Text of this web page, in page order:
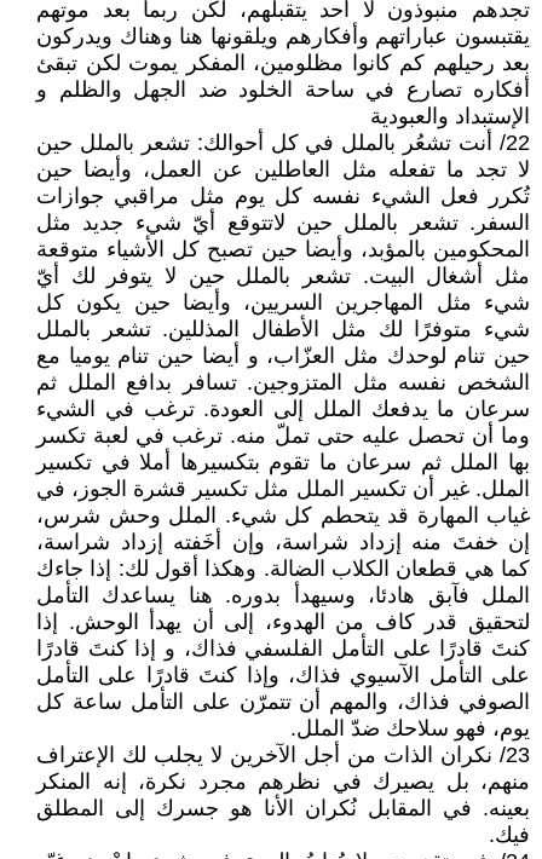
تجدهم منبوذون لا أحد يتقبلهم، لكن ربما بعد موتهم
يقتبسون عباراتهم وأفكارهم ويلقونها هنا وهناك ويدركون
بعد رحيلهم كم كانوا مظلومين، المفكر يموت لكن تبقئ
أفكاره تصارع في ساحة الخلود ضد الجهل والظلم و
الإستبداد والعبودية
22/ أنت تشعُر بالملل في كل أحوالك: تشعر بالملل حين
لا تجد ما تفعله مثل العاطلين عن العمل، وأيضا حين
تُكرر فعل الشيء نفسه كل يوم مثل مراقبي جوازات
السفر. تشعر بالملل حين لاتتوقع أيّ شيء جديد مثل
المحكومين بالمؤبد، وأيضا حين تصبح كل الأشياء متوقعة
مثل أشغال البيت. تشعر بالملل حين لا يتوفر لك أيّ
شيء مثل المهاجرين السريين، وأيضا حين يكون كل
شيء متوفرًا لك مثل الأطفال المذللين. تشعر بالملل
حين تنام لوحدك مثل العزّاب، و أيضا حين تنام يوميا مع
الشخص نفسه مثل المتزوجين. تسافر بدافع الملل ثم
سرعان ما يدفعك الملل إلى العودة. ترغب في الشيء
وما أن تحصل عليه حتى تملّ منه. ترغب في لعبة تكسر
بها الملل ثم سرعان ما تقوم بتكسيرها أملا في تكسير
الملل. غير أن تكسير الملل مثل تكسير قشرة الجوز، في
غياب المهارة قد يتحطم كل شيء. الملل وحش شرس،
إن خفتَ منه إزداد شراسة، وإن أخَفته إزداد شراسة،
كما هي قطعان الكلاب الضالة. وهكذا أقول لك: إذا جاءك
الملل فآبق هادئا، وسيهدأ بدوره. هنا يساعدك التأمل
لتحقيق قدر كاف من الهدوء، إلى أن يهدأ الوحش. إذا
كنتَ قادرًا على التأمل الفلسفي فذاك، و إذا كنتَ قادرًا
على التأمل الآسيوي فذاك، وإذا كنتَ قادرًا على التأمل
الصوفي فذاك، والمهم أن تتمرّن على التأمل ساعة كل
يوم، فهو سلاحك ضدّ الملل.
23/ نكران الذات من أجل الآخرين لا يجلب لك الإعتراف
منهم، بل يصيرك في نظرهم مجرد نكرة، إنه المنكر
بعينه. في المقابل نُكران الأنا هو جسرك إلى المطلق
فيك.